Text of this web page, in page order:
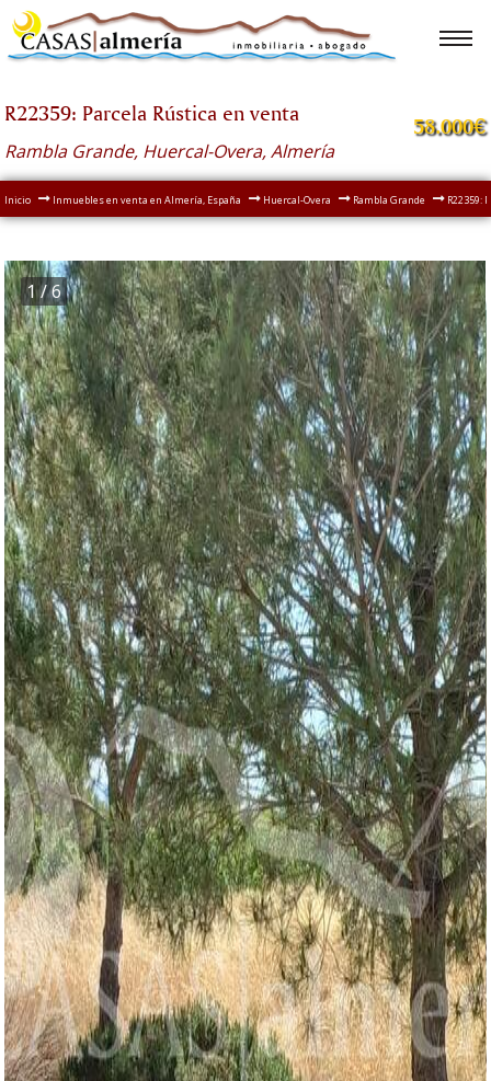
R22359: Parcela Rústica en venta
Rambla Grande, Huercal-Overa, Almería
58.000€
Inicio Inmuebles en venta en Almería, España Huercal-Overa Rambla Grande R22359:
1/ 6